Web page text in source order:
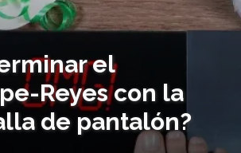
el
Reyes con la
de pantalón?